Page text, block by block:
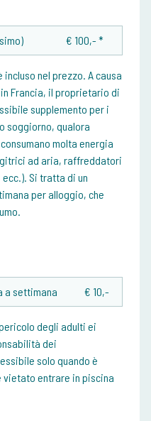
€ 100,- *
nel prezzo. A causa
Francia, il proprietario di
supplemento per i
soggiorno, qualora
molta energia
ad aria, raffreddatori
Si tratta di un
per alloggio, che
a settimana € 10,-
degli adulti ei
dei
solo quando è
vietato entrare in piscina